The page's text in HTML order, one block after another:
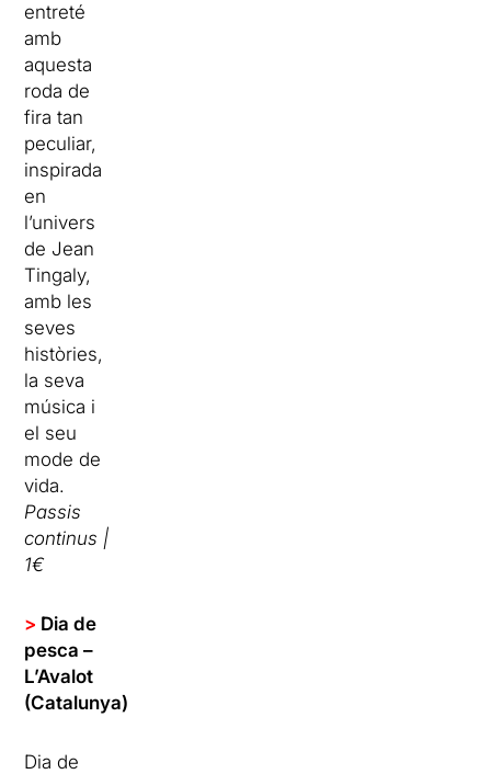
entreté
amb
aquesta
roda de
fira tan
peculiar,
inspirada
en
l’univers
de Jean
Tingaly,
amb les
seves
històries,
la seva
música i
el seu
mode de
vida.
Passis
continus |
1€
> Dia de
pesca –
L’Avalot
(Catalunya)
Dia de